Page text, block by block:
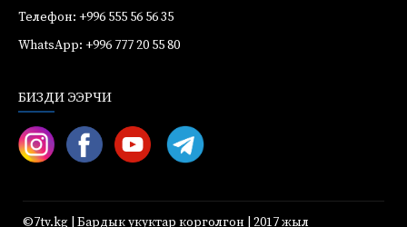
Телефон: +996 555 56 56 35
WhatsApp: +996 777 20 55 80
БИЗДИ ЭЭРЧИ
©7tv.kg | Бардык укуктар корголгон | 2017 жыл